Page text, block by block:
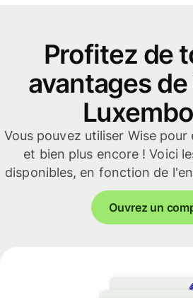
Profitez de
avantages
Vous pouvez utiliser Wise
et bien plus encore ! Voici
disponibles, en fonction de
Ouvrez un